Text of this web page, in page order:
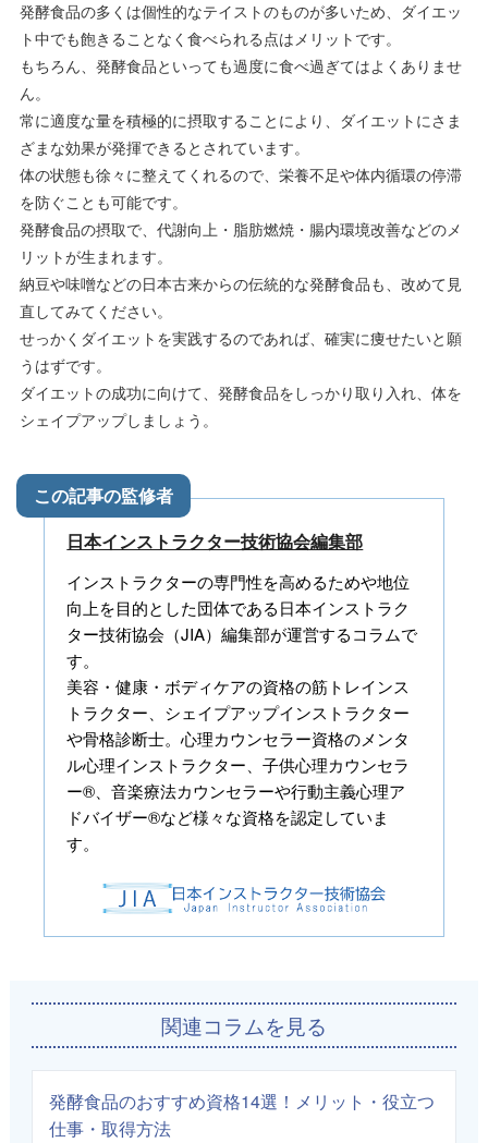
発酵食品の多くは個性的なテイストのものが多いため、ダイエッ
ト中でも飽きることなく食べられる点はメリットです。
もちろん、発酵食品といっても過度に食べ過ぎてはよくありませ
ん。
常に適度な量を積極的に摂取することにより、ダイエットにさま
ざまな効果が発揮できるとされています。
体の状態も徐々に整えてくれるので、栄養不足や体内循環の停滞
を防ぐことも可能です。
発酵食品の摂取で、代謝向上・脂肪燃焼・腸内環境改善などのメ
リットが生まれます。
納豆や味噌などの日本古来からの伝統的な発酵食品も、改めて見
直してみてください。
せっかくダイエットを実践するのであれば、確実に痩せたいと願
うはずです。
ダイエットの成功に向けて、発酵食品をしっかり取り入れ、体を
シェイプアップしましょう。
日本インストラクター技術協会編集部
インストラクターの専門性を高めるためや地位
向上を目的とした団体である日本インストラク
ター技術協会（JIA）編集部が運営するコラムで
す。
美容・健康・ボディケアの資格の筋トレインス
トラクター、シェイプアップインストラクター
や骨格診断士。心理カウンセラー資格のメンタ
ル心理インストラクター、子供心理カウンセラ
ー®、音楽療法カウンセラーや行動主義心理ア
ドバイザー®など様々な資格を認定していま
す。
関連コラムを見る
発酵食品のおすすめ資格14選！メリット・役立つ
仕事・取得方法